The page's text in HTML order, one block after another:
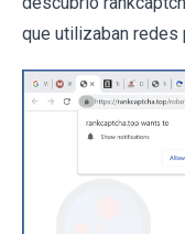
que utilizaban redes